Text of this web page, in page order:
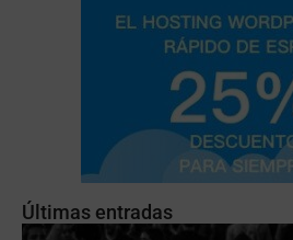
Últimas entradas